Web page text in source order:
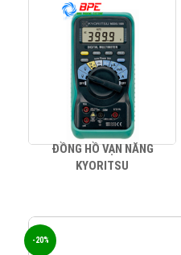
ĐỒNG HỒ VẠN NĂNG
KYORITSU
-20%